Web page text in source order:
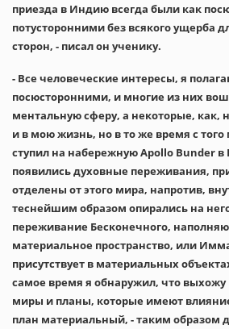
приезда в Индию всегда были как
потусторонними без всякого ущерба
сторон, - писал он ученику.
- Все человеческие интересы, я
посюсторонними, и многие из них
ментальную сферу, а некоторые, как,
и в мою жизнь, но в то же время с
ступил на набережную Apollo Bunder в
появились духовные переживания,
отделены от этого мира, напротив,
теснейшим образом опирались на
переживание Бесконечного,
материальное пространство, или
присутствует в материальных
самое время я обнаружил, что
миры и планы, которые имеют
план материальный, - таким образом